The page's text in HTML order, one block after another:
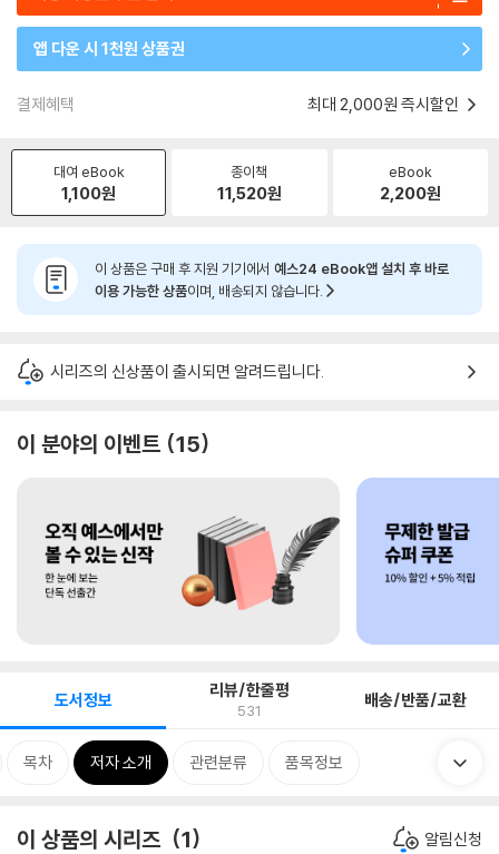
앱 다운 시 1천원 상품권
결제혜택 최대 2,000원 즉시할인
대여 eBook
1,100원
종이책
11,520원
eBook
2,200원
이 상품은 구매 후 지원 기기에서 예스24 eBook앱 설치 후 바로
이용 가능한 상품이며, 배송되지 않습니다.
시리즈의 신상품이 출시되면 알려드립니다.
이 분야의 이벤트 15
도서정보 리뷰/한줄평
531 배송/반품/교환
목차 저자 소개 관련분류 품목정보
이 상품의 시리즈 1 알림신청